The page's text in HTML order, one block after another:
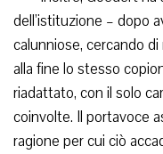
dell’istituzione – dopo
calunniose, cercando
alla fine lo stesso
riadattato, con il solo
coinvolte. Il portavoce
ragione per cui ciò